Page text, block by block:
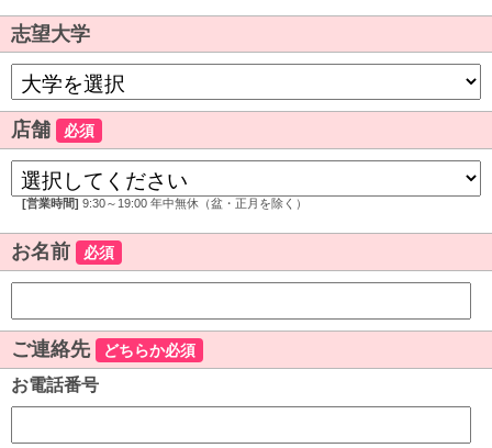
志望大学
店舗 必須
[営業時間] 9:30～19:00 年中無休（盆・正月を除く）
お名前 必須
ご連絡先 どちらか必須
お電話番号